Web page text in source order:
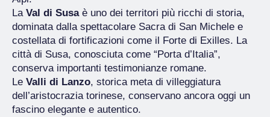
La Val di Susa è uno dei territori più ricchi di storia,
dominata dalla spettacolare Sacra di San Michele e
costellata di fortificazioni come il Forte di Exilles. La
città di Susa, conosciuta come “Porta d’Italia”,
conserva importanti testimonianze romane.
Le Valli di Lanzo, storica meta di villeggiatura
dell’aristocrazia torinese, conservano ancora oggi un
fascino elegante e autentico.